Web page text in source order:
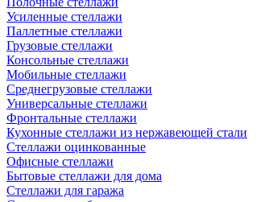
Усиленные стеллажи
Паллетные стеллажи
Грузовые стеллажи
Консольные стеллажи
Мобильные стеллажи
Среднегрузовые стеллажи
Универсальные стеллажи
Фронтальные стеллажи
Кухонные стеллажи из нержавеющей стали
Стеллажи оцинкованные
Офисные стеллажи
Бытовые стеллажи для дома
Стеллажи для гаража